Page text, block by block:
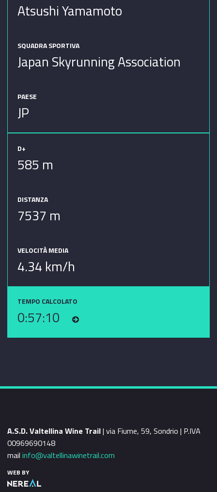
Atsushi Yamamoto
SQUADRA SPORTIVA
Japan Skyrunning Association
PAESE
JP
D+
585 m
DISTANZA
7537 m
VELOCITÀ MEDIA
4.34 km/h
TEMPO CALCOLATO
0:57:10
A.S.D. Valtellina Wine Trail| via Fiume, 59, Sondrio | P.IVA
00969690148
mail info@valtellinawinetrail.com
WEB BY